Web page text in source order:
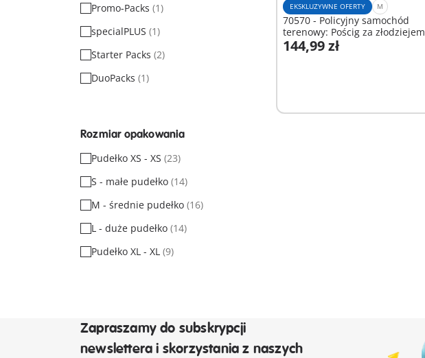
Promo-Packs (1)
specialPLUS (1)
Starter Packs (2)
DuoPacks (1)
Rozmiar opakowania
Pudełko XS - XS (23)
S - małe pudełko (14)
M - średnie pudełko (16)
L - duże pudełko (14)
Pudełko XL - XL (9)
EKSKLUZYWNE OFERTY M
70570 - Policyjny samochód
terenowy: Pościg za złodziejem
skarbu
144,99 zł
Dodaj do koszyka
Zapraszamy do subskrypcji
newslettera i skorzystania z naszych